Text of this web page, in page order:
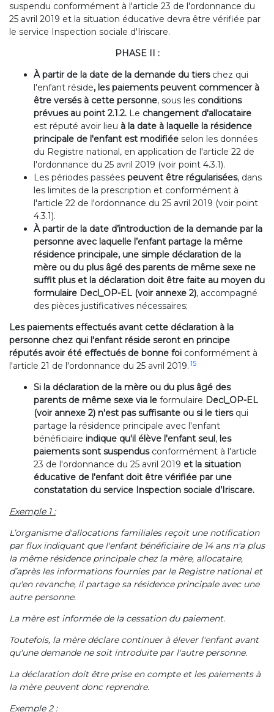
suspendu conformément à l'article 23 de l'ordonnance du
25 avril 2019 et la situation éducative devra être vérifiée par
le service Inspection sociale d'Iriscare.
PHASE II :
À partir de la date de la demande du tiers chez qui
l'enfant réside, les paiements peuvent commencer à
être versés à cette personne, sous les conditions
prévues au point 2.1.2. Le changement d'allocataire
est réputé avoir lieu à la date à laquelle la résidence
principale de l'enfant est modifiée selon les données
du Registre national, en application de l'article 22 de
l'ordonnance du 25 avril 2019 (voir point 4.3.1).
Les périodes passées peuvent être régularisées, dans
les limites de la prescription et conformément à
l'article 22 de l'ordonnance du 25 avril 2019 (voir point
4.3.1).
À partir de la date d’introduction de la demande par la
personne avec laquelle l’enfant partage la même
résidence principale, une simple déclaration de la
mère ou du plus âgé des parents de même sexe ne
suffit plus et la déclaration doit être faite au moyen du
formulaire Decl_OP-EL (voir annexe 2), accompagné
des pièces justificatives nécessaires;
Les paiements effectués avant cette déclaration à la
personne chez qui l'enfant réside seront en principe
réputés avoir été effectués de bonne foi conformément à
l'article 21 de l'ordonnance du 25 avril 2019. 15
Si la déclaration de la mère ou du plus âgé des
parents de même sexe via le formulaire Decl_OP-EL
(voir annexe 2) n'est pas suffisante ou si le tiers qui
partage la résidence principale avec l'enfant
bénéficiaire indique qu'il élève l'enfant seul , les
paiements sont suspendusconformément à l'article
23 de l'ordonnance du 25 avril 2019 et la situation
éducative de l'enfant doit être vérifiée par une
constatation du service Inspection sociale d’Iriscare.
Exemple 1 :
L’organisme d'allocations familiales reçoit une notification
par flux indiquant que l'enfant bénéficiaire de 14 ans n'a plus
la même résidence principale chez la mère, allocataire,
d’après les informations fournies par le Registre national et
qu'en revanche, il partage sa résidence principale avec une
autre personne.
La mère est informée de la cessation du paiement.
Toutefois, la mère déclare continuer à élever l'enfant avant
qu'une demande ne soit introduite par l'autre personne.
La déclaration doit être prise en compte et les paiements à
la mère peuvent donc reprendre.
Exemple 2 :